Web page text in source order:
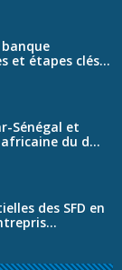
et étapes clés...
Sénégal et
du d...
des SFD en